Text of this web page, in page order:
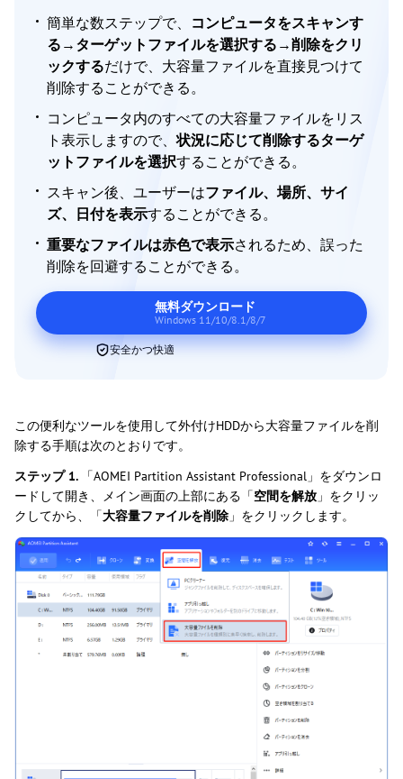
簡単な数ステップで、 コンピュータをスキャンす
る → ターゲットファイルを選択する →削除をクリ
ックするだけで、大容量ファイルを直接見つけて
削除することができる。
コンピュータ内のすべての大容量ファイルをリス
ト表示しますので、状況に応じて削除するターゲ
ットファイルを選択することができる。
スキャン後、ユーザーはファイル、場所、サイ
ズ、日付を表示することができる。
重要なファイルは赤色で表示されるため、誤った
削除を回避することができる。
無料ダウンロード
Windows 11/10/8.1/8/7
安全かつ快適
この便利なツールを使用して外付けHDDから大容量ファイルを削
除する手順は次のとおりです。
ステップ 1.
「AOMEI Partition Assistant Professional」をダウンロ
ードして開き、メイン画面の上部にある「空間を解放 」をクリッ
クしてから、「大容量ファイルを削除 」をクリックします。